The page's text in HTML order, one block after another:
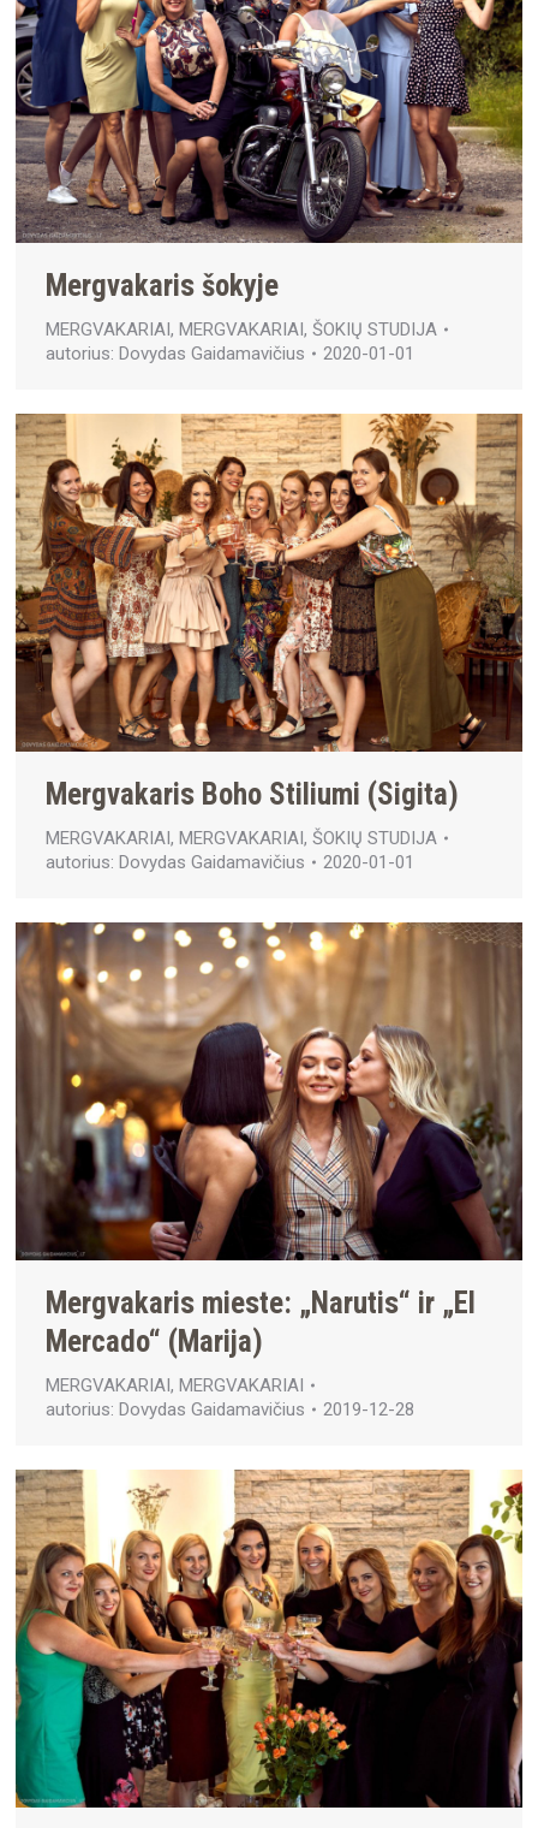
Mergvakaris šokyje
MERGVAKARIAI, MERGVAKARIAI, ŠOKIŲ STUDIJA
autorius: Dovydas Gaidamavičius 2020-01-01
Mergvakaris Boho Stiliumi (Sigita)
MERGVAKARIAI , MERGVAKARIAI , ŠOKIŲ STUDIJA
autorius: Dovydas Gaidamavičius 2020-01-01
Mergvakaris mieste: „Narutis“ ir „El
Mercado“ (Marija)
MERGVAKARIAI , MERGVAKARIAI
autorius: Dovydas Gaidamavičius 2019-12-28